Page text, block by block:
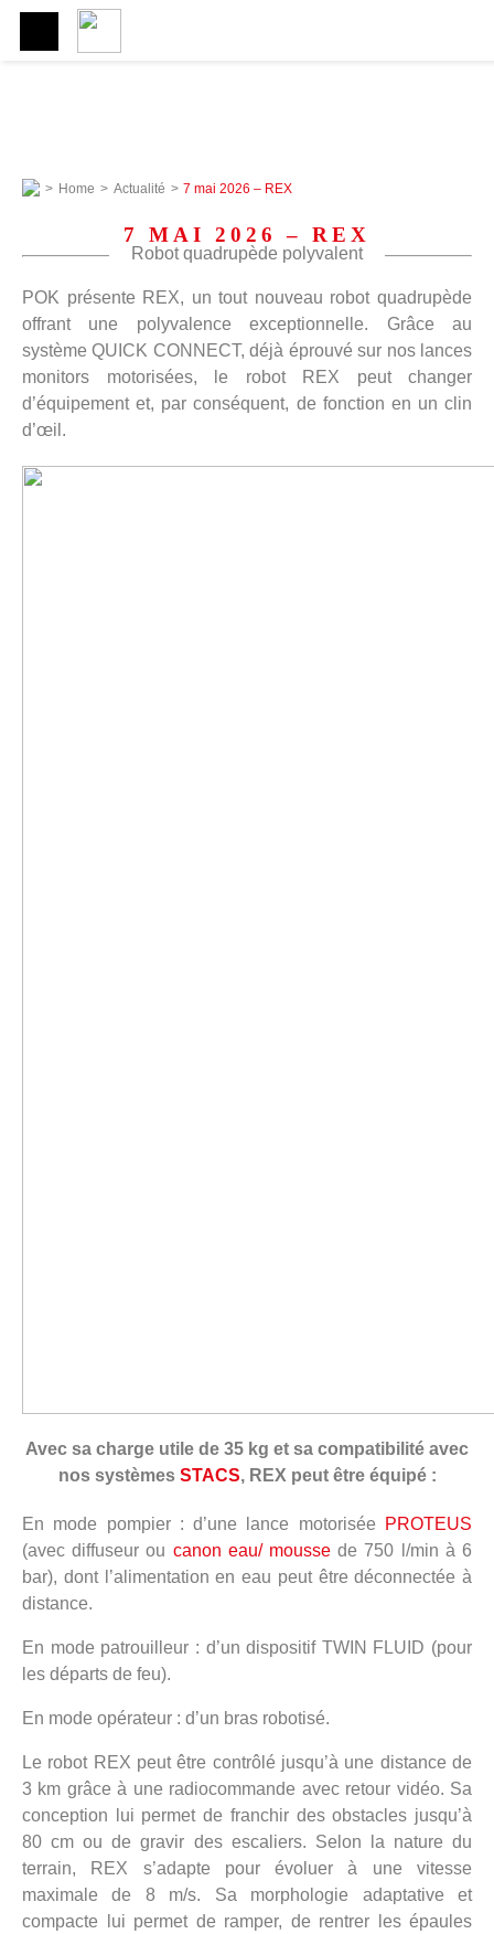
> Home > Actualité > 7 mai 2026 – REX
7 MAI 2026 – REX
Robot quadrupède polyvalent
POK présente REX, un tout nouveau robot quadrupède
offrant une polyvalence exceptionnelle. Grâce au
système QUICK CONNECT, déjà éprouvé sur nos lances
monitors motorisées, le robot REX peut changer
d’équipement et, par conséquent, de fonction en un clin
d’œil.
Avec sa charge utile de 35 kg et sa compatibilité avec
nos systèmes STACS, REX peut être équipé :
En mode pompier : d’une lance motorisée
PROTEUS
(avec diffuseur ou canon eau/ mousse de 750 l/min à 6
bar), dont l’alimentation en eau peut être déconnectée à
distance.
En mode patrouilleur : d’un dispositif TWIN FLUID (pour
les départs de feu).
En mode opérateur : d’un bras robotisé.
Le robot REX peut être contrôlé jusqu’à une distance de
3 km grâce à une radiocommande avec retour vidéo. Sa
conception lui permet de franchir des obstacles jusqu’à
80 cm ou de gravir des escaliers. Selon la nature du
terrain, REX s’adapte pour évoluer à une vitesse
maximale de 8 m/s. Sa morphologie adaptative et
compacte lui permet de ramper, de rentrer les épaules